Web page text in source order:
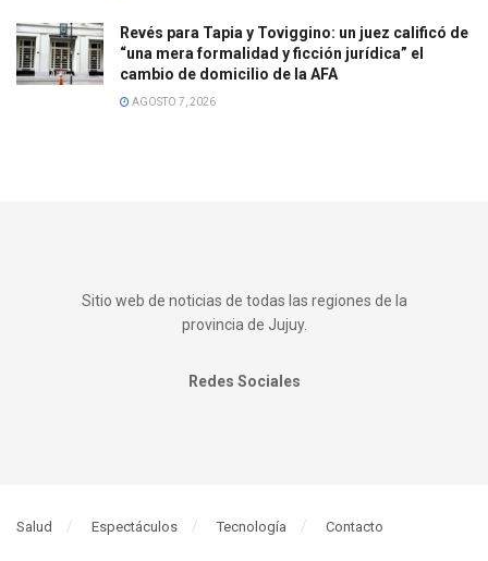
Revés para Tapia y Toviggino: un juez calificó de
“una mera formalidad y ficción jurídica” el
cambio de domicilio de la AFA
AGOSTO 7, 2026
Sitio web de noticias de todas las regiones de la
provincia de Jujuy.
Redes Sociales
Salud Espectáculos Tecnología Contacto